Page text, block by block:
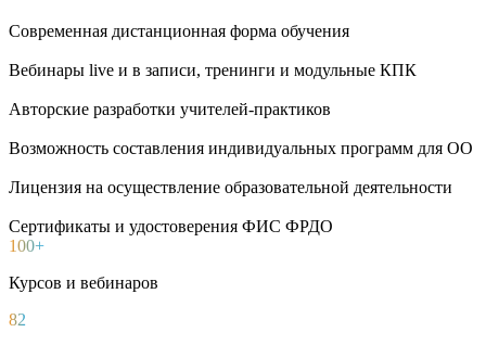
Современная дистанционная форма обучения
Вебинары live и в записи, тренинги и модульные КПК
Авторские разработки учителей-практиков
Возможность составления индивидуальных программ для ОО
Лицензия на осуществление образовательной деятельности
Сертификаты и удостоверения ФИС ФРДО
100+
Курсов и вебинаров
82